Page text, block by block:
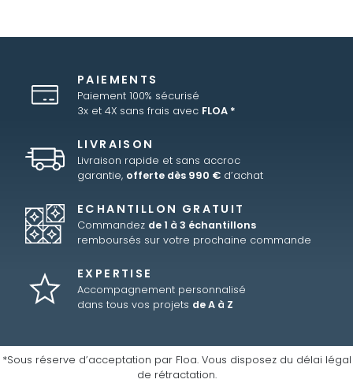
PAIEMENTS
Paiement 100% sécurisé
3x et 4X sans frais avec FLOA *
LIVRAISON
Livraison rapide et sans accroc
garantie, offerte dès 990 € d’achat
ECHANTILLON GRATUIT
Commandez de 1 à 3 échantillons
remboursés sur votre prochaine commande
EXPERTISE
Accompagnement personnalisé
dans tous vos projets de A à Z
*Sous réserve d’acceptation par Floa. Vous disposez du délai légal
de rétractation.